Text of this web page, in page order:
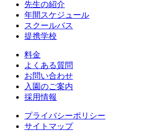
先生の紹介
年間スケジュール
スクールバス
提携学校
料金
よくある質問
お問い合わせ
入園のご案内
採用情報
プライバシーポリシー
サイトマップ